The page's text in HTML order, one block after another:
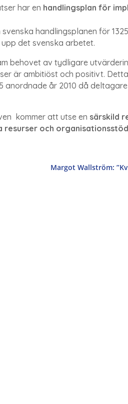
har en handlingsplan för
handlingsplanen för
det svenska arbetet.
behovet av tydligare
är ambitiöst och positivt.
anordnade år 2010 då
kommer att utse en särskild
resurser och
Margot Wallström: